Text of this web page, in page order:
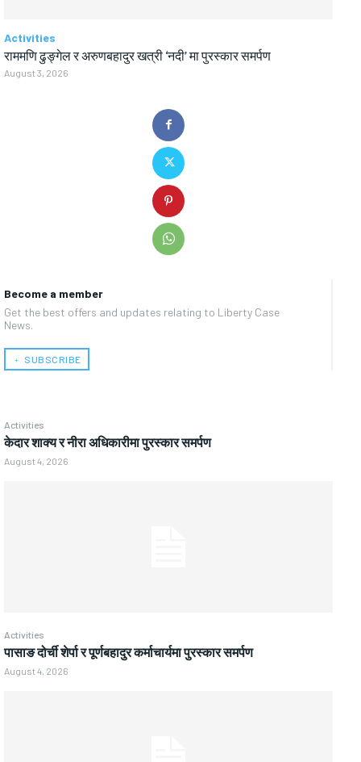
Become a member
Get the best offers and updates relating to Liberty Case
News.
﹢ SUBSCRIBE
Activities
केदार शाक्य र नीरा अधिकारीमा पुरस्कार समर्पण
August 4, 2026
Activities
पासाङ दोर्ची शेर्पा र पूर्णबहादुर कर्माचार्यमा पुरस्कार समर्पण
August 4, 2026
Activities
राममणि ढुङ्गेल र अरुणबहादुर खत्री ‘नदी’ मा पुरस्कार समर्पण
August 3, 2026